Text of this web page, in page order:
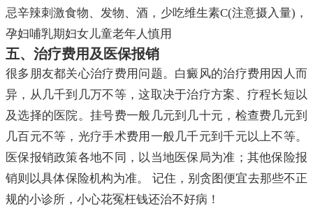
忌辛辣刺激食物、发物、酒，少吃维生素C(注意摄入量)，
孕妇哺乳期妇女儿童老年人慎用
五、治疗费用及医保报销
很多朋友都关心治疗费用问题。白癜风的治疗费用因人而
异，从几千到几万不等，这取决于治疗方案、疗程长短以
及选择的医院。挂号费一般几元到几十元，检查费几元到
几百元不等，光疗手术费用一般几千元到千元以上不等。
医保报销政策各地不同，以当地医保局为准；其他保险报
销则以具体保险机构为准。 记住，别贪图便宜去那些不正
规的小诊所，小心花冤枉钱还治不好病！